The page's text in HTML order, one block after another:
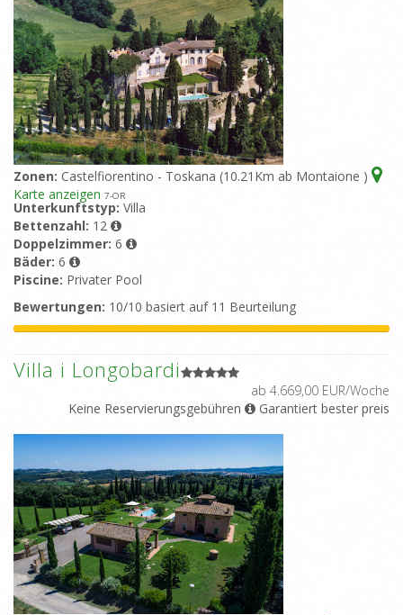
Zonen: Castelfiorentino - Toskana (10.21Km ab Montaione )
Karte anzeigen 7-OR
Unterkunftstyp: Villa
Bettenzahl: 12
Doppelzimmer: 6
Bäder: 6
Piscine: Privater Pool
Bewertungen: 10/10 basiert auf 11 Beurteilung
Villa i Longobardi
ab 4.669,00 EUR/Woche
Keine Reservierungsgebühren
Garantiert bester preis